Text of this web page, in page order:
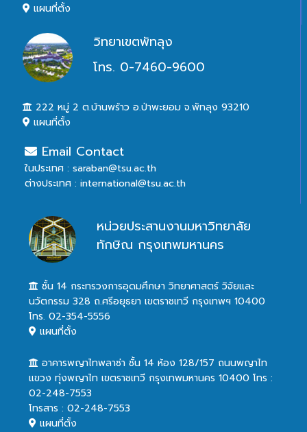
แผนที่ตั้ง
วิทยาเขตพัทลุง
โทร. 0-7460-9600
222 หมู่ 2 ต.บ้านพร้าว อ.ป่าพะยอม จ.พัทลุง 93210
แผนที่ตั้ง
Email Contact
ในประเทศ : saraban@tsu.ac.th
ต่างประเทศ : international@tsu.ac.th
หน่วยประสานงานมหาวิทยาลัย
ทักษิณ กรุงเทพมหานคร
ชั้น 14 กระทรวงการอุดมศึกษา วิทยาศาสตร์ วิจัยและ
นวัตกรรม 328 ถ.ศรีอยุธยา เขตราชเทวี กรุงเทพฯ 10400
โทร. 02-354-5556
แผนที่ตั้ง
อาคารพญาไทพลาซ่า ชั้น 14 ห้อง 128/157 ถนนพญาไท
แขวง ทุ่งพญาไท เขตราชเทวี กรุงเทพมหานคร 10400 โทร :
02-248-7553
โทรสาร : 02-248-7553
แผนที่ตั้ง